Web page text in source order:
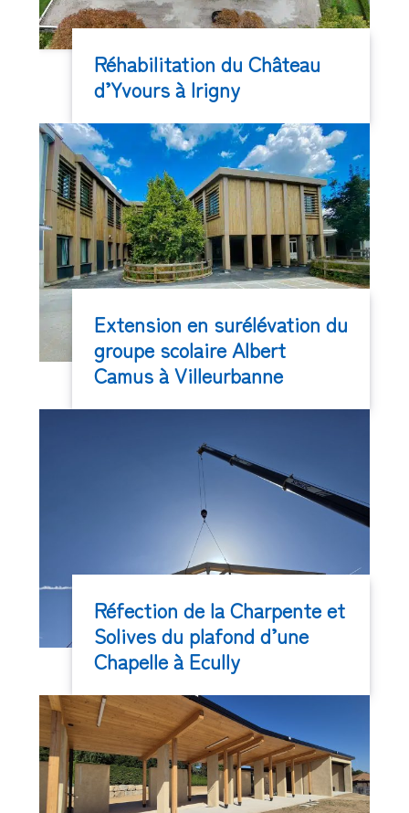
Réhabilitation du Château
d’Yvours à Irigny
Extension en surélévation du
groupe scolaire Albert
Camus à Villeurbanne
Réfection de la Charpente et
Solives du plafond d’une
Chapelle à Ecully